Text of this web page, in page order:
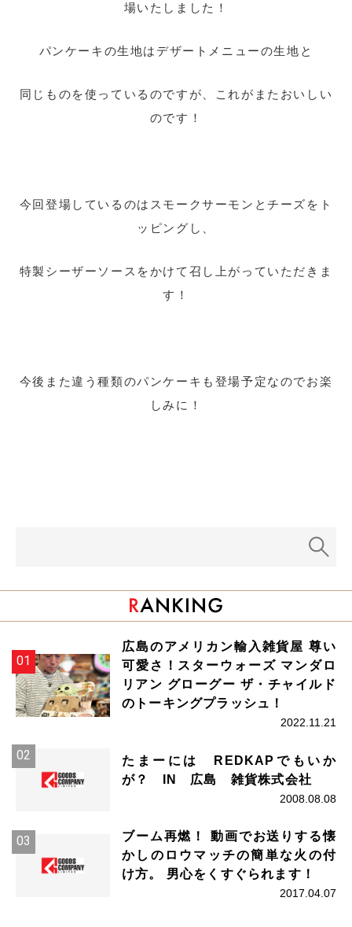
場いたしました！
パンケーキの生地はデザートメニューの生地と
同じものを使っているのですが、これがまたおいしい
のです！
今回登場しているのはスモークサーモンとチーズをト
ッピングし、
特製シーザーソースをかけて召し上がっていただきま
す！
今後また違う種類のパンケーキも登場予定なのでお楽
しみに！
広島のアメリカン輸入雑貨屋 尊い
可愛さ！スターウォーズ マンダロ
リアン グローグー ザ・チャイルド
のトーキングプラッシュ！
2022.11.21
たまーには REDKAPでもいか
が？ IN 広島 雑貨株式会社
2008.08.08
ブーム再燃！ 動画でお送りする懐
かしのロウマッチの簡単な火の付
け方。 男心をくすぐられます！
2017.04.07